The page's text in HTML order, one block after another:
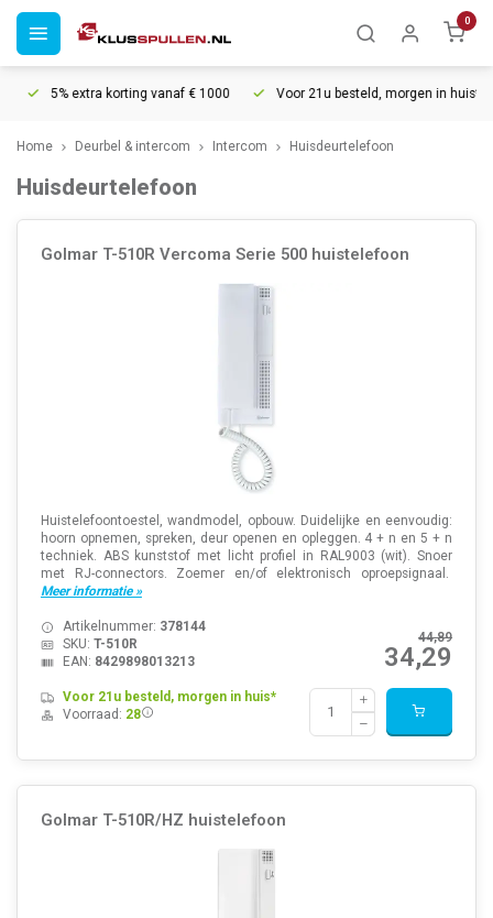
0
5% extra korting vanaf € 1000 Voor 21u besteld, morgen in huis*
Home Deurbel & intercom Intercom Huisdeurtelefoon
Huisdeurtelefoon
Golmar T-510R Vercoma Serie 500 huistelefoon
Huistelefoontoestel, wandmodel, opbouw. Duidelijke en eenvoudig:
hoorn opnemen, spreken, deur openen en opleggen. 4 + n en 5 + n
techniek. ABS kunststof met licht profiel in RAL9003 (wit). Snoer
met RJ-connectors. Zoemer en/of elektronisch oproepsignaal.
Meer informatie »
44,89
34,29
Artikelnummer: 378144
SKU: T-510R
EAN: 8429898013213
Voor 21u besteld, morgen in huis*
Voorraad: 28
Golmar T-510R/HZ huistelefoon